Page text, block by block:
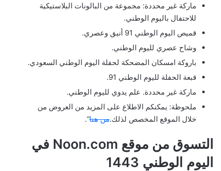
ماركة غير محددة: مجموعة من البالونات البلاستيكية
للاحتفال باليوم الوطني.
قميص اليوم الوطني 91 أنيق وعصري.
وشاح عصري لليوم الوطني.
باروكة امسكان المضحكة لحفلة اليوم الوطني السعودي.
قبعة الحفلة لليوم الوطني 91.
ماركة غير محددة. علم يدوي لليوم الوطني.
ملحوظة: يمكنكم الاطلاع على المزيد من العروض من
خلال الموقع المخصص لذلك.من هنا“.
التسوق من موقع Noon.com في
اليوم الوطني 1443